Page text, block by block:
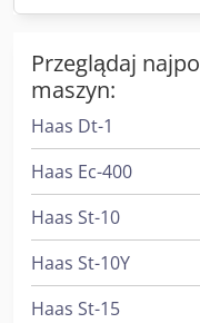
Przeglądaj
maszyn:
Haas Dt-1
Haas Ec-400
Haas St-10
Haas St-10Y
Haas St-15